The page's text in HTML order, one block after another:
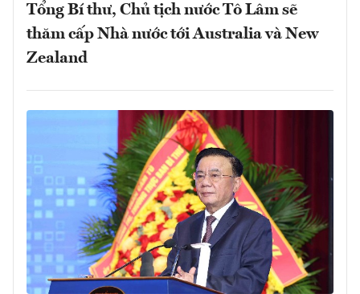
Tổng Bí thư, Chủ tịch nước Tô Lâm sẽ
thăm cấp Nhà nước tới Australia và New
Zealand